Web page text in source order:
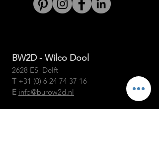
BW2D - Wilco Dool
2628 ES Delft
T +31 (0) 6 24 74 37 16
E info@burow2d.nl